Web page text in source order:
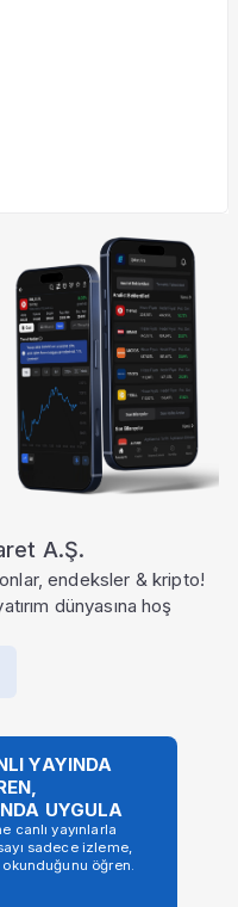
A.Ş.
endeksler & kripto!
dünyasına hoş
YAYINDA
UYGULA
canlı yayınlarla
sadece izleme,
okunduğunu öğren.